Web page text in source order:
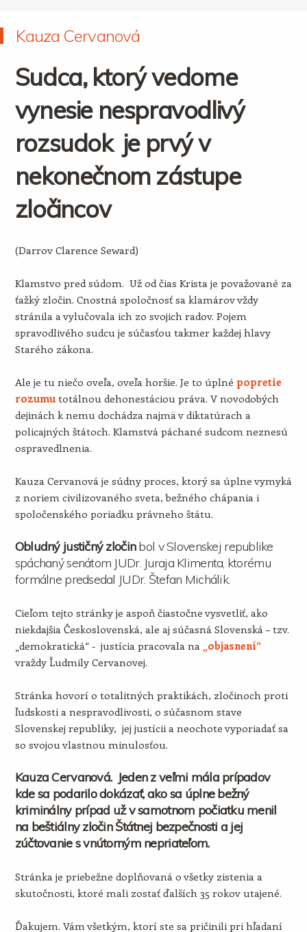
Kauza Cervanová
Sudca, ktorý vedome
vynesie nespravodlivý
rozsudok je prvý v
nekonečnom zástupe
zločincov
(Darrov Clarence Seward)
Klamstvo pred súdom. Už od čias Krista je považované za
ťažký zločin. Cnostná spoločnosť sa klamárov vždy
stránila a vylučovala ich zo svojich radov. Pojem
spravodlivého sudcu je súčasťou takmer každej hlavy
Starého zákona.
Ale je tu niečo oveľa, oveľa horšie. Je to úplné popretie
rozumutotálnou dehonestáciou práva. V novodobých
dejinách k nemu dochádza najmä v diktatúrach a
policajných štátoch. Klamstvá páchané sudcom neznesú
ospravedlnenia.
Kauza Cervanová je súdny proces, ktorý sa úplne vymyká
z noriem civilizovaného sveta, bežného chápania i
spoločenského poriadku právneho štátu.
Obludný justičný zločinbol v Slovenskej republike
spáchaný senátom JUDr. Juraja Klimenta, ktorému
formálne predsedal JUDr. Štefan Michálik.
Cieľom tejto stránky je aspoň čiastočne vysvetliť, ako
niekdajšia Československá, ale aj súčasná Slovenská – tzv.
„demokratická“ - justícia pracovala na „objasnení“
vraždy Ľudmily Cervanovej.
Stránka hovorí o totalitných praktikách, zločinoch proti
ľudskosti a nespravodlivosti, o súčasnom stave
Slovenskej republiky, jej justícii a neochote vyporiadať sa
so svojou vlastnou minulosťou.
Kauza Cervanová. Jeden z veľmi mála prípadov
kde sa podarilo dokázať, ako sa úplne bežný
kriminálny prípad už v samotnom počiatku menil
na beštiálny zločin Štátnej bezpečnosti a jej
zúčtovanie s vnútorným nepriateľom.
Stránka je priebežne doplňovaná o všetky zistenia a
skutočnosti, ktoré mali zostať ďalších 35 rokov utajené.
Ďakujem. Vám všetkým, ktorí ste sa pričinili pri hľadaní